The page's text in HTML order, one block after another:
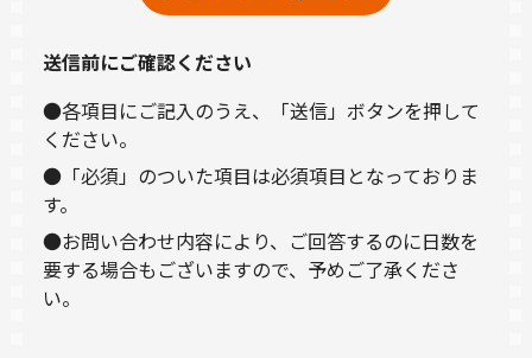
送信前にご確認ください
●各項目にご記入のうえ、「送信」ボタンを押して
ください。
●「必須」のついた項目は必須項目となっておりま
す。
●お問い合わせ内容により、ご回答するのに日数を
要する場合もございますので、予めご了承くださ
い。